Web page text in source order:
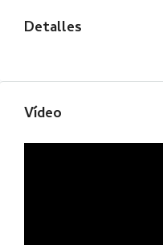
Detalles
Vídeo